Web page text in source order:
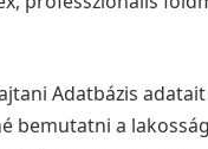
Adatbázis
bemutatni a